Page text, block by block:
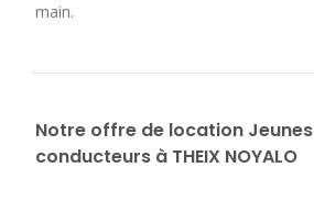
main.
Notre offre de location Jeunes
conducteurs à THEIX NOYALO